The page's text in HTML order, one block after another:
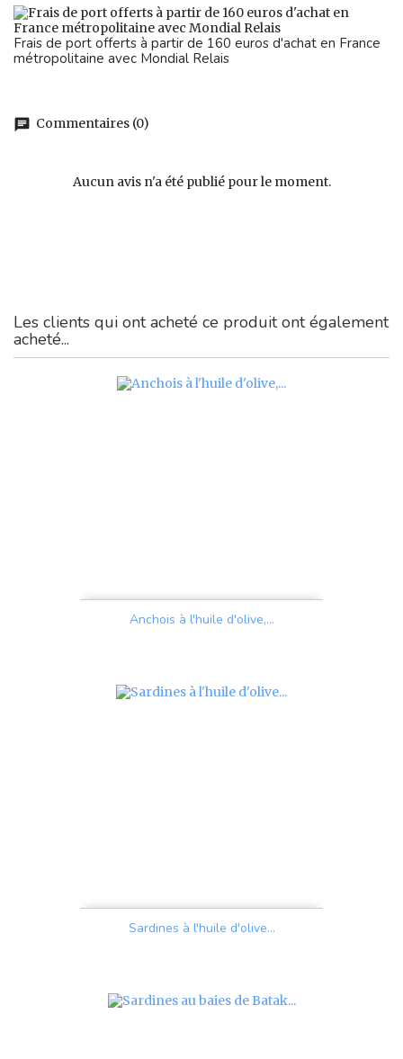
Frais de port offerts à partir de 160 euros d'achat en France
métropolitaine avec Mondial Relais
chat Commentaires (0)
Aucun avis n'a été publié pour le moment.
Les clients qui ont acheté ce produit ont également
acheté...
Anchois à l'huile d'olive,...
Sardines à l'huile d'olive...